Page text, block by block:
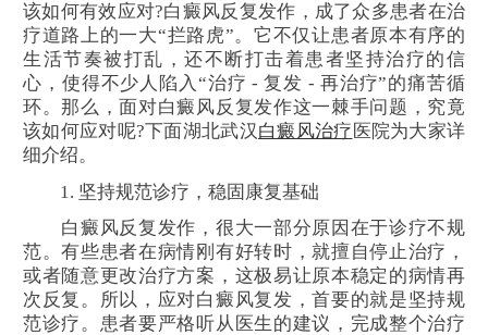
该如何有效应对?白癜风反复发作，成了众多患者在治
疗道路上的一大“拦路虎”。它不仅让患者原本有序的
生活节奏被打乱，还不断打击着患者坚持治疗的信
心，使得不少人陷入“治疗 - 复发 - 再治疗”的痛苦循
环。那么，面对白癜风反复发作这一棘手问题，究竟
该如何应对呢?下面湖北武汉白癜风治疗 医院为大家详
细介绍。
1. 坚持规范诊疗，稳固康复基础
白癜风反复发作，很大一部分原因在于诊疗不规
范。有些患者在病情刚有好转时，就擅自停止治疗，
或者随意更改治疗方案，这极易让原本稳定的病情再
次反复。所以，应对白癜风复发，首要的就是坚持规
范诊疗。患者要严格听从医生的建议，完成整个治疗